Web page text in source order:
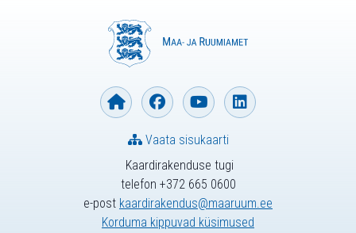
Kaardirakenduse tugi
telefon +372 665 0600
e-post kaardirakendus@maaruum.ee
Korduma kippuvad küsimused
Vaata sisukaarti